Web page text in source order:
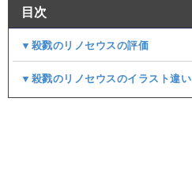
目次
▼殺戮のリノセウスの評価
▼殺戮のリノセウスのイラスト違い